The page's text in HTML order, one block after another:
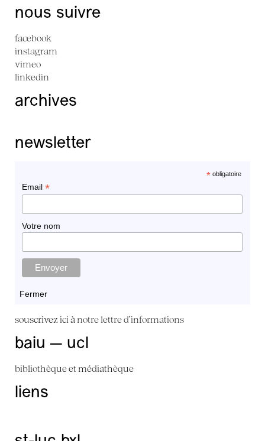
nous suivre
facebook
instagram
vimeo
linkedin
archives
newsletter
*obligatoire
Email *
Votre nom
Fermer
souscrivez ici à notre lettre d'informations
baiu — ucl
bibliothèque et médiathèque
liens